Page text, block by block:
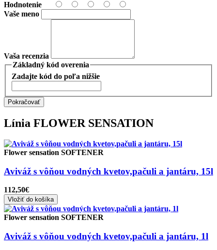
Hodnotenie
Vaše meno
Vaša recenzia
Základný kód overenia
Zadajte kód do poľa nižšie
Pokračovať
Línia FLOWER SENSATION
Flower sensation SOFTENER
Aviváž s vôňou vodných kvetov,pačuli a jantáru, 15l
112,50€
Vložiť do košíka
Flower sensation SOFTENER
Aviváž s vôňou vodných kvetov,pačuli a jantáru, 1l